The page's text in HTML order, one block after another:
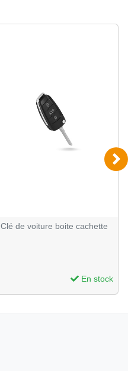
Clé de voiture boite cachette
En stock